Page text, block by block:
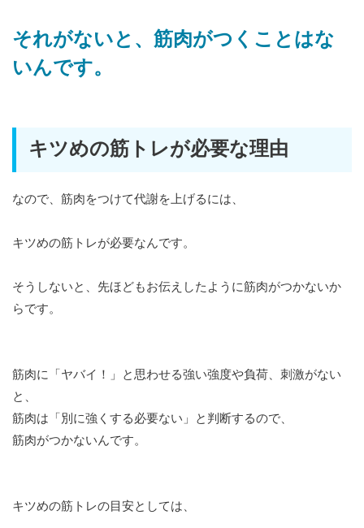
それがないと、筋肉がつくことはな
いんです。
キツめの筋トレが必要な理由
なので、筋肉をつけて代謝を上げるには、
キツめの筋トレが必要なんです。
そうしないと、先ほどもお伝えしたように筋肉がつかないか
らです。
筋肉に「ヤバイ！」と思わせる強い強度や負荷、刺激がない
と、
筋肉は「別に強くする必要ない」と判断するので、
筋肉がつかないんです。
キツめの筋トレの目安としては、